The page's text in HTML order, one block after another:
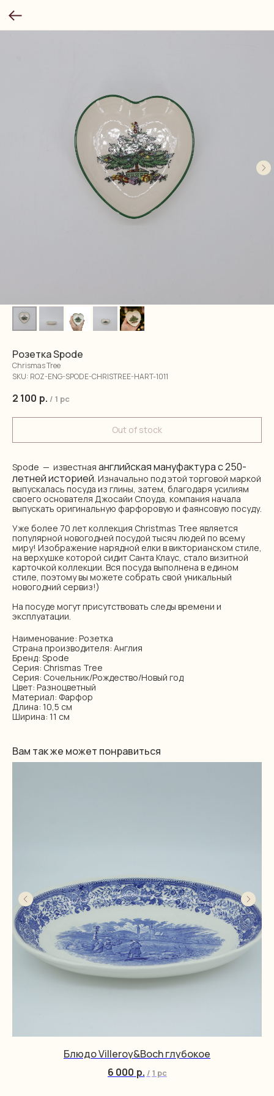
Розетка Spode
Chrismas Tree
SKU: ROZ-ENG-SPODE-CHRISTREE-HART-1011
2 100 р. / 1 pc
Out of stock
Spode — известная английская мануфактура с 250-
летней историей. Изначально под этой торговой маркой
выпускалась посуда из глины, затем, благодаря усилиям
своего основателя Джосайи Споуда, компания начала
выпускать оригинальную фарфоровую и фаянсовую посуду.
Уже более 70 лет коллекция Christmas Tree является
популярной новогодней посудой тысяч людей по всему
миру! Изображение нарядной елки в викторианском стиле,
на верхушке которой сидит Санта Клаус, стало визитной
карточкой коллекции. Вся посуда выполнена в едином
стиле, поэтому вы можете собрать свой уникальный
новогодний сервиз!)
На посуде могут присутствовать следы времени и
эксплуатации.
Наименование: Розетка
Страна производителя: Англия
Бренд: Spode
Серия: Chrismas Tree
Серия: Сочельник/Рождество/Новый год
Цвет: Разноцветный
Материал: Фарфор
Длина: 10,5 см
Ширина: 11 см
Вам так же может понравиться
Блюдо Villeroy&Boch глубокое
6 000 р. / 1 pc